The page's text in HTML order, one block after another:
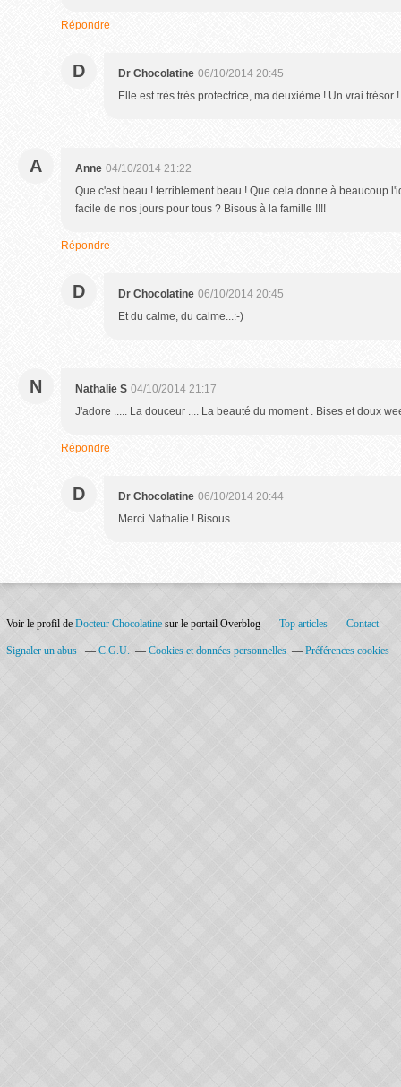
Répondre
D Dr Chocolatine 06/10/2014 20:45
Elle est très très protectrice, ma deuxième ! Un vrai trésor !
A Anne 04/10/2014 21:22
Que c'est beau ! terriblement beau ! Que cela donne à beaucoup
facile de nos jours pour tous ? Bisous à la famille !!!!
Répondre
D Dr Chocolatine 06/10/2014 20:45
Et du calme, du calme...:-)
N Nathalie S 04/10/2014 21:17
J'adore ..... La douceur .... La beauté du moment . Bises et doux
Répondre
D Dr Chocolatine 06/10/2014 20:44
Merci Nathalie ! Bisous
Voir le profil de Docteur Chocolatine sur le portail Overblog Top articles Contact
Signaler un abus C.G.U. Cookies et données personnelles Préférences cookies